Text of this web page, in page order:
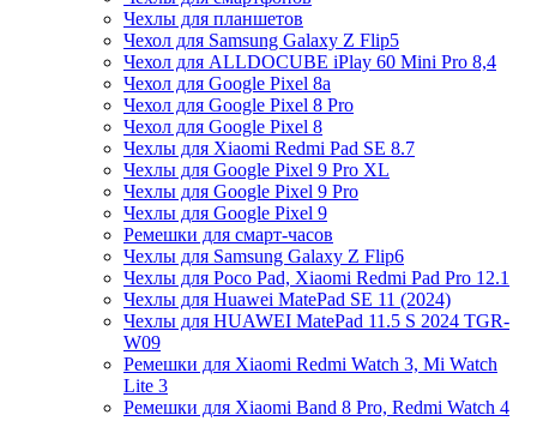
Чехлы для планшетов
Чехол для Samsung Galaxy Z Flip5
Чехол для ALLDOCUBE iPlay 60 Mini Pro 8,4
Чехол для Google Pixel 8a
Чехол для Google Pixel 8 Pro
Чехол для Google Pixel 8
Чехлы для Xiaomi Redmi Pad SE 8.7
Чехлы для Google Pixel 9 Pro XL
Чехлы для Google Pixel 9 Pro
Чехлы для Google Pixel 9
Ремешки для смарт-часов
Чехлы для Samsung Galaxy Z Flip6
Чехлы для Poco Pad, Xiaomi Redmi Pad Pro 12.1
Чехлы для Huawei MatePad SE 11 (2024)
Чехлы для HUAWEI MatePad 11.5 S 2024 TGR-
W09
Ремешки для Xiaomi Redmi Watch 3, Mi Watch
Lite 3
Ремешки для Xiaomi Band 8 Pro, Redmi Watch 4